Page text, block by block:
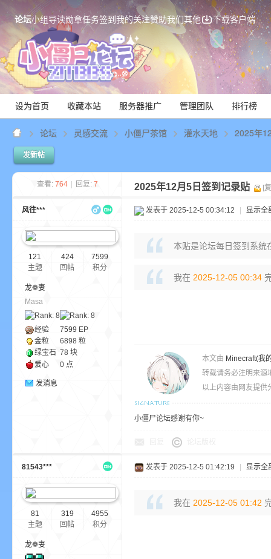
论坛小组导读勋章任务签到我的关注赞助我们其他 下载客户端
设为首页 收藏本站 服务器推广 管理团队 排行榜
论坛 灵感交流 小僵尸茶馆 灌水天地 2025年
发新帖
查看: 764 回复: 7 2025年12月5日签到记录贴 [
风往***
121
主题
424
回帖
7599
积分
龙❁妻
Masa
经验 7599 EP
金粒
6898 粒
绿宝石 78 块
爱心
0 点
发消息
发表于 2025-12-5 00:34:12 显示全
本贴是论坛每日签到系统
我在 2025-12-05 00:34
本文由 Minecraft(我
转载请务必注明来源
以上内容由网友提供
小僵尸论坛感谢有你~
81543***
81
主题
319
回帖
4955
积分
龙❁妻
发表于 2025-12-5 01:42:19 显示全
我在 2025-12-05 01:42